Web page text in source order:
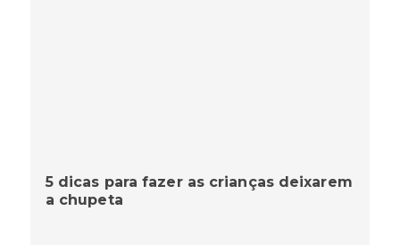
5 dicas para fazer as crianças deixarem
a chupeta